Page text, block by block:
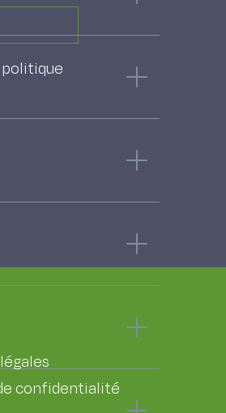
confidentialité